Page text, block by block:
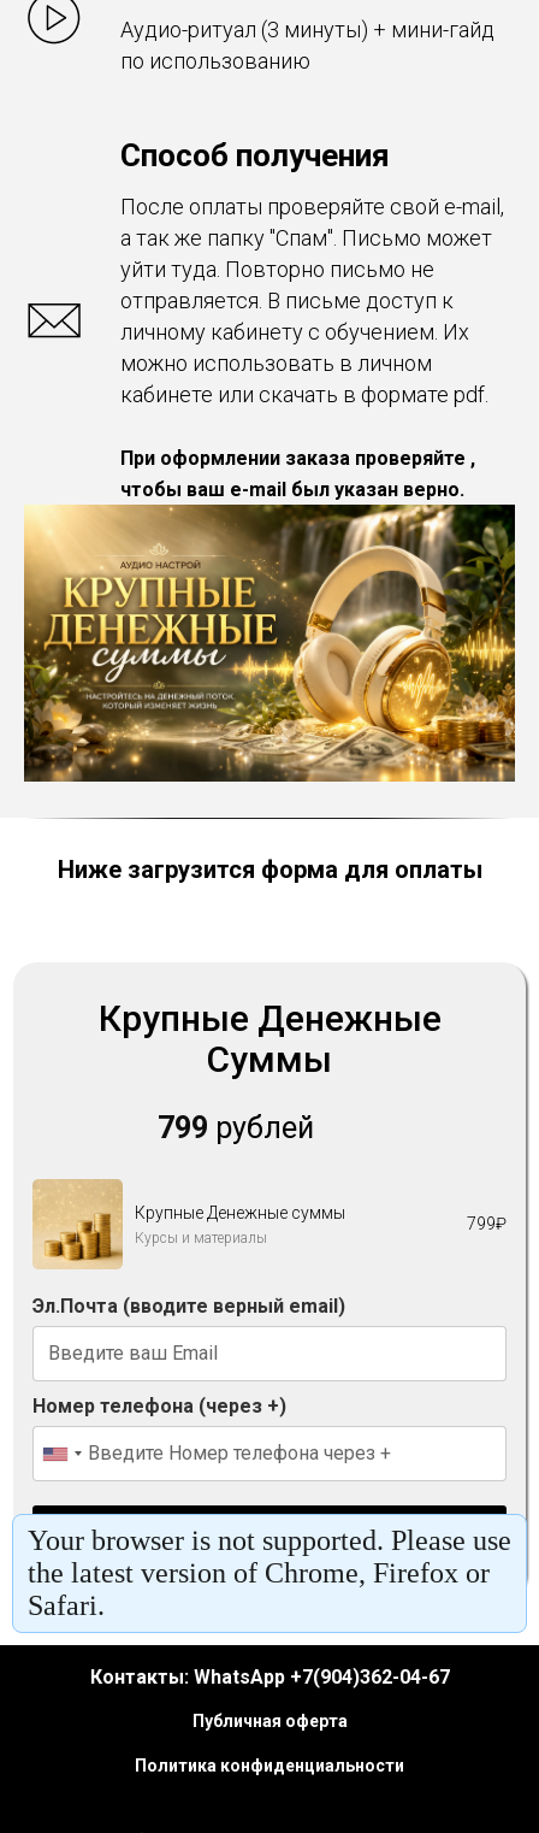
Аудио-ритуал (3 минуты) + мини-гайд
по использованию
Способ получения
После оплаты проверяйте свой e-mail,
а так же папку "Спам". Письмо может
уйти туда. Повторно письмо не
отправляется. В письме доступ к
личному кабинету с обучением. Их
можно использовать в личном
кабинете или скачать в формате pdf.
При оформлении заказа проверяйте ,
чтобы ваш e-mail был указан верно.
Ниже загрузится форма для оплаты
Контакты: WhatsApp +7(904)362-04-67
Публичная оферта
Политика конфиденциальности